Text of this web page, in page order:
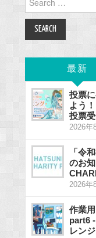
for:
最新
投票
よう
投票受
2026年
「令
のお
2026年
作業
part6
レン